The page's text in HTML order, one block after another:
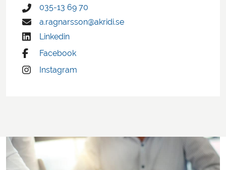
035-13 69 70
a.ragnarsson@akridi.se
Linkedin
Facebook
Instagram